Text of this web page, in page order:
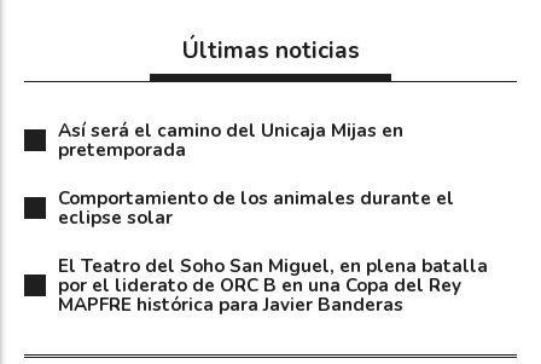
Últimas noticias
Así será el camino del Unicaja Mijas en
pretemporada
Comportamiento de los animales durante el
eclipse solar
El Teatro del Soho San Miguel, en plena batalla
por el liderato de ORC B en una Copa del Rey
MAPFRE histórica para Javier Banderas